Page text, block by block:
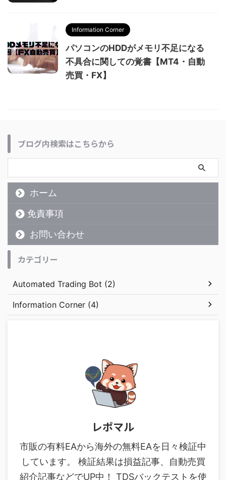
Information Corner
パソコンのHDDがメモリ不足になる
不具合に関しての覚書【MT4・自動
売買・FX】
ブログ内検索はこちらから
ホーム
免責事項
お問い合わせ
カテゴリー
Automated Trading Bot (2)
Information Corner (4)
レポマル
市販の有料EAから海外の無料EAを日々検証中
しています。 検証結果は損益記事、自動売買
紹介記事などでUP中！ TDSバックテストを使